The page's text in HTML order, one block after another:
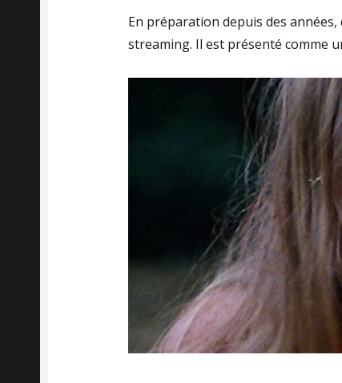
En préparation depuis des
streaming. Il est présenté comme